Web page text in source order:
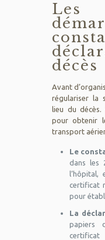
Les
décès
Avant
régulariser la
lieu du
pour obtenir
transport
Le
dans les
l’hôpital,
certificat
pour
La
papiers